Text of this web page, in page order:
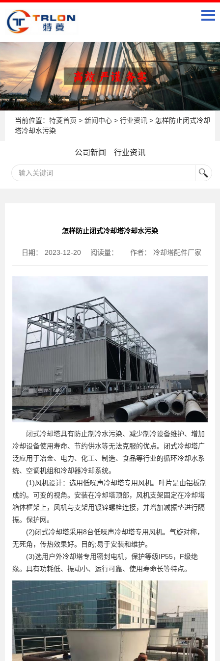
当前位置： 特菱首页 > 新闻中心 > 行业资讯 > 怎样防止闭式冷却
塔冷却水污染
公司新闻 行业资讯
怎样防止闭式冷却塔冷却水污染
日期： 2023-12-20 阅读量： 作者： 冷却塔配件厂家
闭式冷却塔具有防止制冷水污染、减少制冷设备维护、增加
冷却设备使用寿命、节约供水等无法克服的优点。闭式冷却塔广
泛应用于冶金、电力、化工、制造、食品等行业的循环冷却水系
统、空调机组和冷却器冷却系统。
(1)风机设计：选用低噪声冷却塔专用风机。叶片是由铝板制
成的。可变的视角。安装在冷却塔顶部，风机支架固定在冷却塔
箱体框架上，风机与支架用镀锌螺栓连接，并增加减振垫进行隔
振。保护网。
(2)闭式冷却塔采用8台低噪声冷却塔专用风机。气旋对称，
无死角，传热效果好。目的;易于安装和维护。
(3)选用户外冷却塔专用密封电机，保护等级IP55，F级绝
缘。具有功耗低、振动小、运行可靠、使用寿命长等特点。